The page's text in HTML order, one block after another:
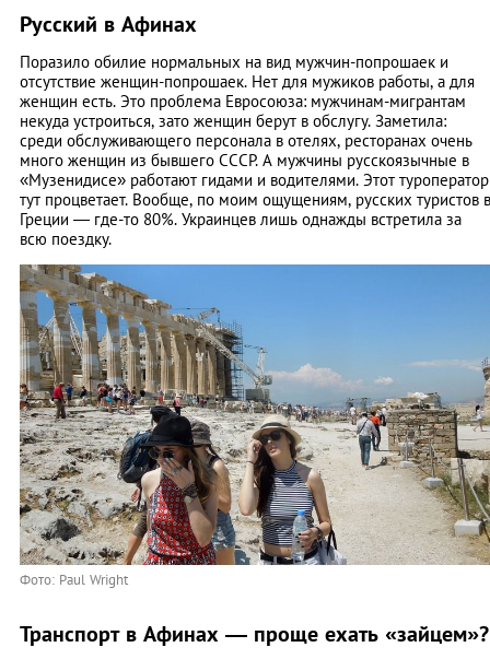
Русский в Афинах
Поразило обилие нормальных на вид мужчин-попрошаек и
отсутствие женщин-попрошаек. Нет для мужиков работы, а для
женщин есть. Это проблема Евросоюза: мужчинам-мигрантам
некуда устроиться, зато женщин берут в обслугу. Заметила:
среди обслуживающего персонала в отелях, ресторанах очень
много женщин из бывшего СССР. А мужчины русскоязычные в
«Музенидисе» работают гидами и водителями. Этот туроператор
тут процветает. Вообще, по моим ощущениям, русских туристов в
Греции — где-то 80%. Украинцев лишь однажды встретила за
всю поездку.
Фото: Paul Wright
Транспорт в Афинах — проще ехать «зайцем»?